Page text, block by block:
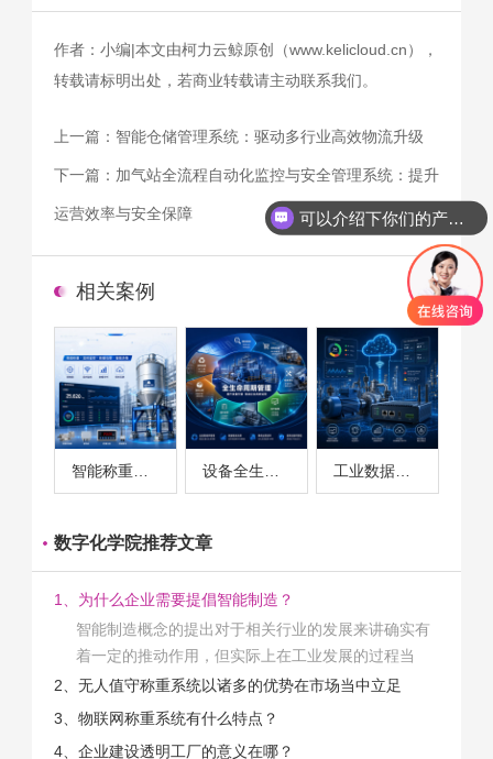
作者：小编|本文由柯力云鲸原创（www.kelicloud.cn），
转载请标明出处，若商业转载请主动联系我们。
上一篇： 智能仓储管理系统：驱动多行业高效物流升级
下一篇： 加气站全流程自动化监控与安全管理系统：提升
运营效率与安全保障
相关案例
智能称重系统案例 工业数据采集与设备监控案例
数字化学院推荐文章
1、为什么企业需要提倡智能制造？
智能制造概念的提出对于相关行业的发展来讲确实有
着一定的推动作用，但实际上在工业发展的过程当
中，能够推动相关产业发展的具体结束是非常的多
的。那么为什么企业一定需要...
2、无人值守称重系统以诸多的优势在市场当中立足
3、物联网称重系统有什么特点？
4、企业建设透明工厂的意义在哪？
可以介绍下你们的产品么